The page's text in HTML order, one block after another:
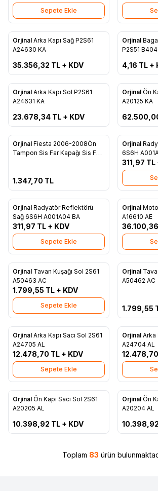
Sepete Ekle
Favorilere Ekle
Orjinal Arka Kapı Sağ P2S61
A24630 KA
35.356,32 TL + KDV
Tükendi
Orjinal
P2S51
4,16 TL +
Favorilere Ekle
Orjinal Arka Kapı Sol P2S61
A24631 KA
23.678,34 TL + KDV
Tükendi
Orjinal Ön
A20125 KA
Favorilere Ekle
Orjinal Fiesta 2006-2008Ön
Tampon Sis Far Kapağı Sis Farlı
1.347,70 TL
Orjinal
6S6H
311,97 TL
Favorilere Ekle
Orjinal Radyatör Reflektörü
Sağ 6S6H A001A04 BA
311,97 TL + KDV
Sepete Ekle
Orjinal Motor
A16610 AE
36.100,36
Favorilere Ekle
Orjinal Tavan Kuşağı Sol 2S61
A50463 AC
1.799,55 TL + KDV
Sepete Ekle
Tükendi
Orjinal Tavan
A50462 AC
1.799,55
Favorilere Ekle
Orjinal Arka Kapı Sacı Sol 2S61
A24705 AL
12.478,70 TL + KDV
Sepete Ekle
Orjinal Arka
A24704 AL
12.478,70
Favorilere Ekle
Orjinal Ön Kapı Sacı Sol 2S61
A20205 AL
10.398,92 TL + KDV
Tükendi
Orjinal Ön
A20204 AL
10.398,92
Toplam 83 ürün